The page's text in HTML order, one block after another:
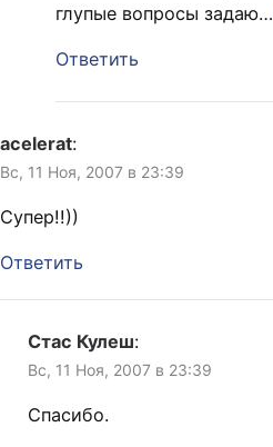
глупые вопросы задаю…
Ответить
acelerat:
Вс, 11 Ноя, 2007 в 23:39
Супер!!))
Ответить
Стас Кулеш:
Вс, 11 Ноя, 2007 в 23:39
Спасибо.